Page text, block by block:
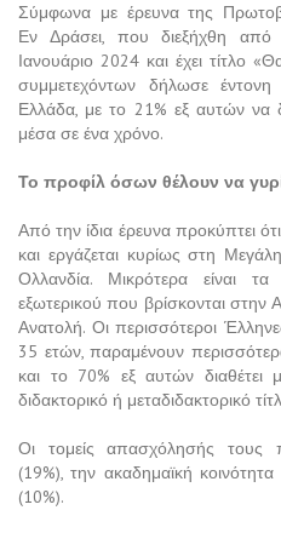
Σύμφωνα με έρευνα της
Εν Δράσει, που διεξήχθη
Ιανουάριο 2024 και έχει τίτλο
συμμετεχόντων δήλωσε έντονη
Ελλάδα, με το 21% εξ αυτών να
μέσα σε ένα χρόνο.
Το προφίλ όσων θέλουν να
Από την ίδια έρευνα προκύπτει
και εργάζεται κυρίως στη
Ολλανδία. Μικρότερα είναι
εξωτερικού που βρίσκονται στην
Ανατολή. Οι περισσότεροι
35 ετών, παραμένουν
και το 70% εξ αυτών διαθέτει
διδακτορικό ή μεταδιδακτορικό
Οι τομείς απασχόλησής τους
(19%), την ακαδημαϊκή
(10%).